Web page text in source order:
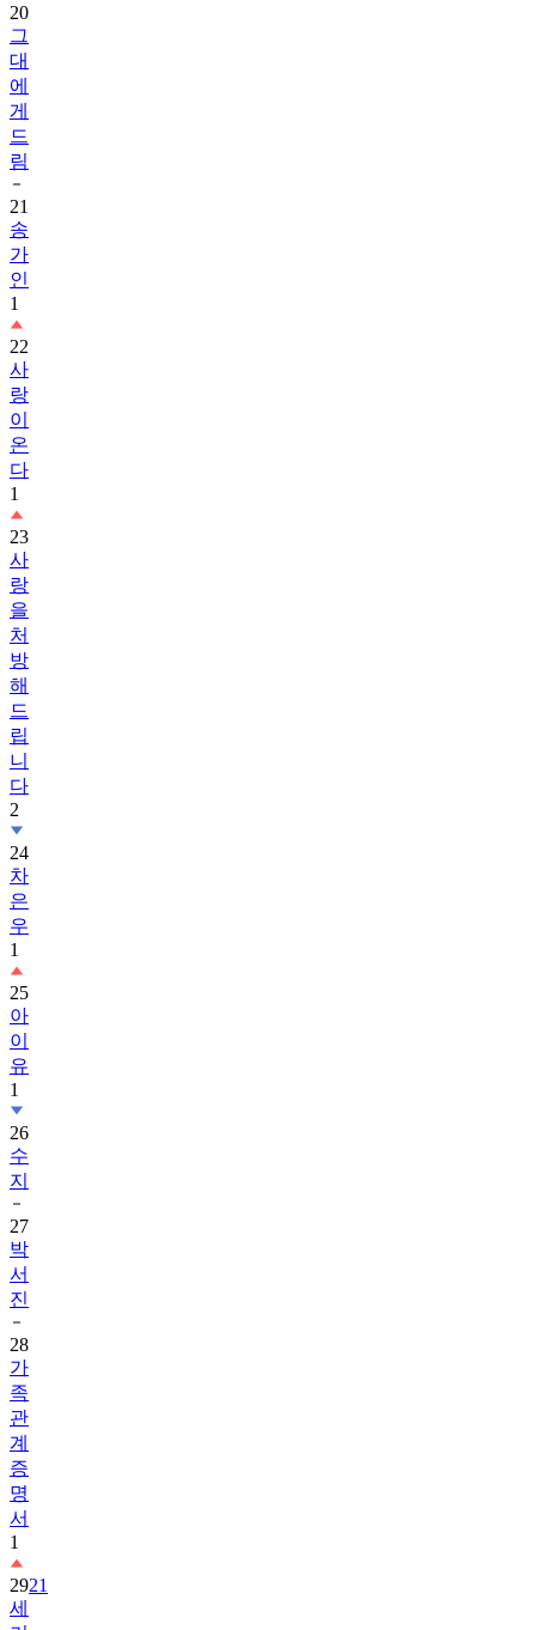
20
그
대
에
게
드
림
21
송
가
인
1
22
사
랑
이
온
다
1
23
사
랑
을
처
방
해
드
립
니
다
2
24
차
은
우
1
25
아
이
유
1
26
수
지
27
박
서
진
28
가
족
관
계
증
명
서
1
2921
세